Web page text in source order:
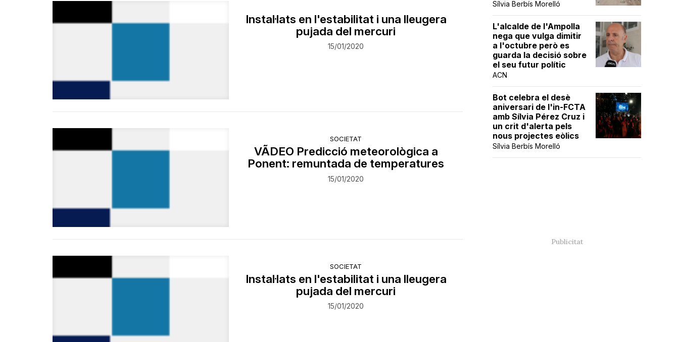
Instal·lats en l'estabilitat i una lleugera
pujada del mercuri
15/01/2020
SOCIETAT
VÃDEO Predicció meteorològica a
Ponent: remuntada de temperatures
15/01/2020
SOCIETAT
Instal·lats en l'estabilitat i una lleugera
pujada del mercuri
15/01/2020
Sílvia Berbís Morelló
L'alcalde de l'Ampolla
nega que vulga dimitir
a l'octubre però es
guarda la decisió sobre
el seu futur polític
ACN
Bot celebra el desè
aniversari de l'in-FCTA
amb Sílvia Pérez Cruz i
un crit d'alerta pels
nous projectes eòlics
Sílvia Berbís Morelló